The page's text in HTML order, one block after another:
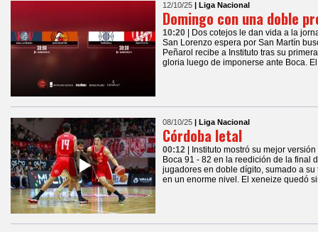
12/10/25 | Liga Nacional
Domingo con una doble
10:20
| Dos cotejos le dan vida a la
San Lorenzo espera por San Martín
Peñarol recibe a Instituto tras su
gloria luego de imponerse ante Boca.
08/10/25 | Liga Nacional
Córdoba letal
00:12
| Instituto mostró su mejor
Boca 91 - 82 en la reedición de la final
jugadores en doble dígito, sumado a
en un enorme nivel. El xeneize quedó